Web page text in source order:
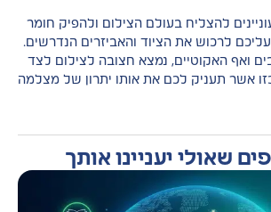
להצליח בעולם הצילום ולהפיק חומר
לרכוש את הציוד והאביזרים הנדרשים.
ואף האקוטיים, נמצא חצובה לצילום לצד
אשר תעניק לכם את אותו יתרון של מצלמה
שאולי יעניינו אותך